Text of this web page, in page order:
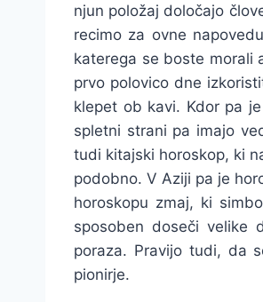
njun položaj določajo
recimo za ovne
katerega se boste morali
prvo polovico dne
klepet ob kavi. Kdor pa
spletni strani pa imajo
tudi kitajski horoskop, ki
podobno. V Aziji pa je
horoskopu zmaj, ki
sposoben doseči
poraza. Pravijo tudi, da
pionirje.